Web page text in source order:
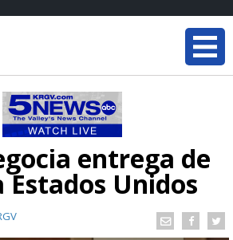
entrega de
Unidos